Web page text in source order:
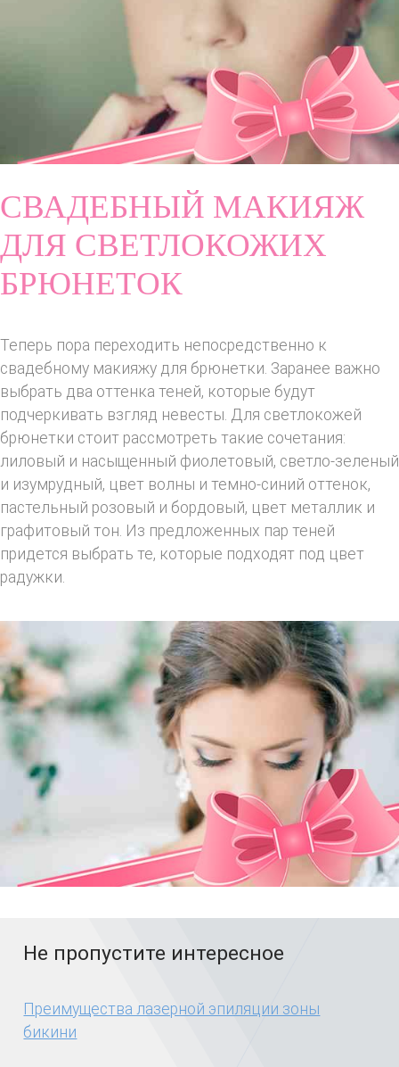
СВАДЕБНЫЙ МАКИЯЖ
ДЛЯ СВЕТЛОКОЖИХ
БРЮНЕТОК
Теперь пора переходить непосредственно к
свадебному макияжу для брюнетки. Заранее важно
выбрать два оттенка теней, которые будут
подчеркивать взгляд невесты. Для светлокожей
брюнетки стоит рассмотреть такие сочетания:
лиловый и насыщенный фиолетовый, светло-зеленый
и изумрудный, цвет волны и темно-синий оттенок,
пастельный розовый и бордовый, цвет металлик и
графитовый тон. Из предложенных пар теней
придется выбрать те, которые подходят под цвет
радужки.
Не пропустите интересное
Преимущества лазерной эпиляции зоны
бикини